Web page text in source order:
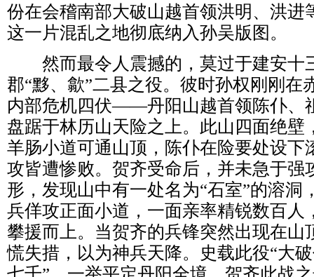
份在会稽南部大破山越首领洪明、洪进
这一片混乱之地彻底纳入孙吴版图。
然而最令人震撼的，莫过于建安十
郡“黟、歙”二县之役。彼时孙权刚刚在
内部危机四伏——丹阳山越首领陈仆、
盘踞于林历山天险之上。此山四面绝壁
羊肠小道可通山顶，陈仆在险要处设下
攻皆遭惨败。贺齐受命后，并未急于强
形，发现山中有一处名为“石室”的溶洞
兵佯攻正面小道，一面亲率精锐数百人
攀援而上。当贺齐的兵锋突然出现在山
慌失措，以为神兵天降。史载此役“大